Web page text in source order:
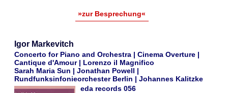
»zur Besprechung«
Igor Markevitch
Concerto for Piano and Orchestra | Cinema Overture |
Cantique d'Amour | Lorenzo il Magnifico
Sarah Maria Sun | Jonathan Powell |
Rundfunksinfonieorchester Berlin | Johannes Kalitzke
eda records 056